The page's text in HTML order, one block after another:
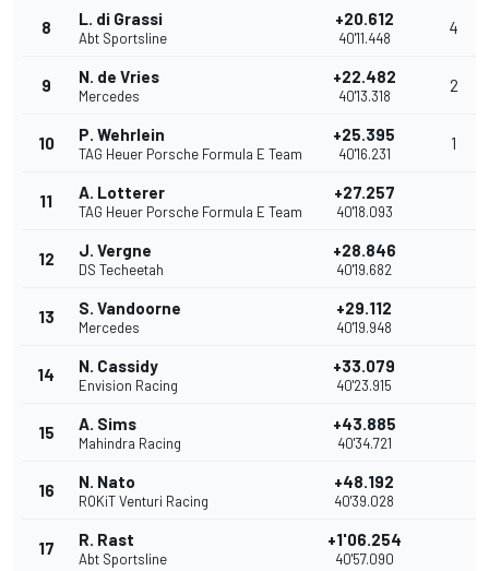
8 L. di Grassi
Abt Sportsline
+20.612
40'11.448
4
9 N. de Vries
Mercedes
+22.482
40'13.318
2
10 P. Wehrlein
TAG Heuer Porsche Formula E Team
+25.395
40'16.231
1
11 A. Lotterer
TAG Heuer Porsche Formula E Team
+27.257
40'18.093
12 J. Vergne
DS Techeetah
+28.846
40'19.682
13 S. Vandoorne
Mercedes
+29.112
40'19.948
14 N. Cassidy
Envision Racing
+33.079
40'23.915
15 A. Sims
Mahindra Racing
+43.885
40'34.721
16 N. Nato
ROKiT Venturi Racing
+48.192
40'39.028
17 R. Rast
Abt Sportsline
+1'06.254
40'57.090